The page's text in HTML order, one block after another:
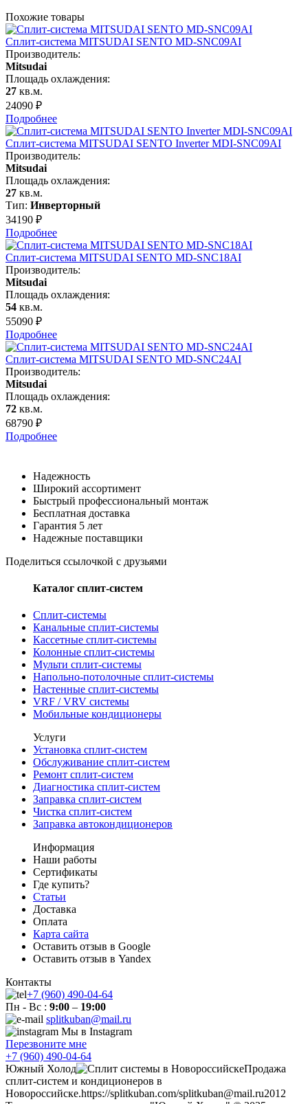
Похожие товары
Сплит-система MITSUDAI SENTO MD-SNC09AI
Производитель:
Mitsudai
Площадь охлаждения:
27 кв.м.
24090 ₽
Подробнее
Сплит-система MITSUDAI SENTO Inverter MDI-SNC09AI
Производитель:
Mitsudai
Площадь охлаждения:
27 кв.м.
Тип: Инверторный
34190 ₽
Подробнее
Сплит-система MITSUDAI SENTO MD-SNC18AI
Производитель:
Mitsudai
Площадь охлаждения:
54 кв.м.
55090 ₽
Подробнее
Сплит-система MITSUDAI SENTO MD-SNC24AI
Производитель:
Mitsudai
Площадь охлаждения:
72 кв.м.
68790 ₽
Подробнее
Надежность
Широкий ассортимент
Быстрый профессиональный монтаж
Бесплатная доставка
Гарантия 5 лет
Надежные поставщики
Поделиться ссылочкой с друзьями
Каталог сплит-систем
Сплит-системы
Канальные сплит-системы
Кассетные сплит-системы
Колонные сплит-системы
Мульти сплит-системы
Напольно-потолочные сплит-системы
Настенные сплит-системы
VRF / VRV системы
Мобильные кондиционеры
Услуги
Установка сплит-систем
Обслуживание сплит-систем
Ремонт сплит-систем
Диагностика сплит-систем
Заправка сплит-систем
Чистка сплит-систем
Заправка автокондиционеров
Информация
Наши работы
Сертификаты
Где купить?
Статьи
Доставка
Оплата
Карта сайта
Оставить отзыв в Google
Оставить отзыв в Yandex
Контакты
+7 (960) 490-04-64
Пн - Вс : 9:00 – 19:00
splitkuban@mail.ru
Мы в Instagram
Перезвоните мне
+7 (960) 490-04-64
Южный Холод
Продажа
сплит-систем и кондиционеров в
Новороссийске.https://splitkuban.com/splitkuban@mail.ru2012